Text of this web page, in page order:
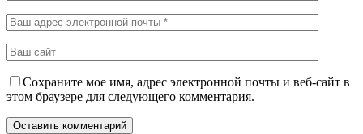
Сохраните мое имя, адрес электронной почты и веб-сайт в
этом браузере для следующего комментария.